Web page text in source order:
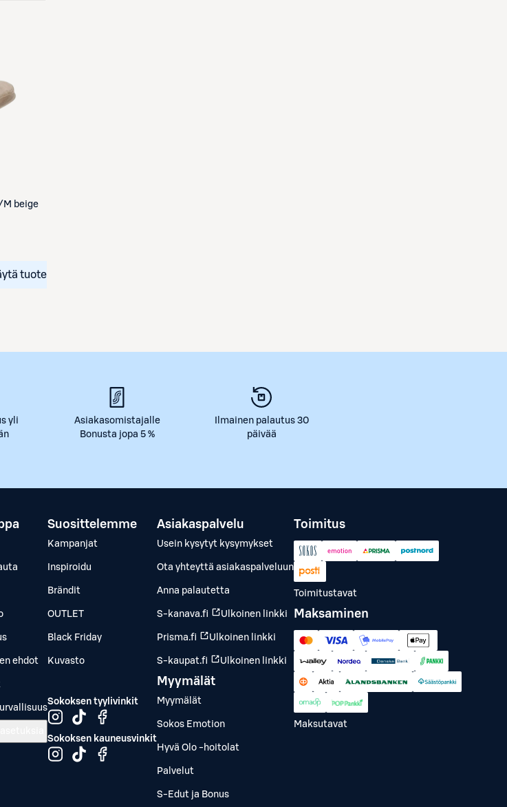
M beige
tuote
yli
Asiakasomistajalle
Bonusta jopa 5 %
Ilmainen palautus 30
päivää
ehdot
Suosittelemme
Kampanjat
Inspiroidu
Brändit
OUTLET
Black Friday
Kuvasto
Sokoksen tyylivinkit
Sokoksen kauneusvinkit
Asiakaspalvelu
Usein kysytyt kysymykset
Ota yhteyttä asiakaspalveluun
Anna palautetta
S-kanava.fi Ulkoinen linkki
Prisma.fi Ulkoinen linkki
S-kaupat.fi Ulkoinen linkki
Myymälät
Myymälät
Sokos Emotion
Hyvä Olo -hoitolat
Palvelut
S-Edut ja Bonus
Toimitus
Toimitustavat
Maksaminen
Maksutavat